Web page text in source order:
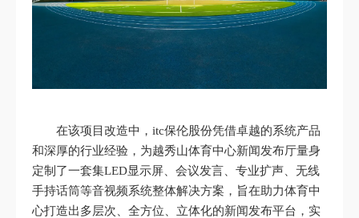
在该项目改造中，itc保伦股份凭借卓越的系统产品
和深厚的行业经验，为越秀山体育中心新闻发布厅量身
定制了一套集LED显示屏、会议发言、专业扩声、无线
手持话筒等音视频系统整体解决方案，旨在助力体育中
心打造出多层次、全方位、立体化的新闻发布平台，实